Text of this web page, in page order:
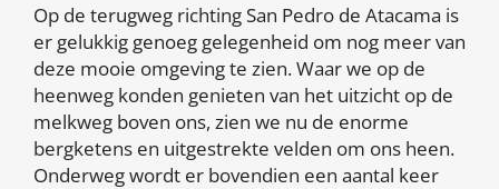
Op de terugweg richting San Pedro de Atacama is
er gelukkig genoeg gelegenheid om nog meer van
deze mooie omgeving te zien. Waar we op de
heenweg konden genieten van het uitzicht op de
melkweg boven ons, zien we nu de enorme
bergketens en uitgestrekte velden om ons heen.
Onderweg wordt er bovendien een aantal keer